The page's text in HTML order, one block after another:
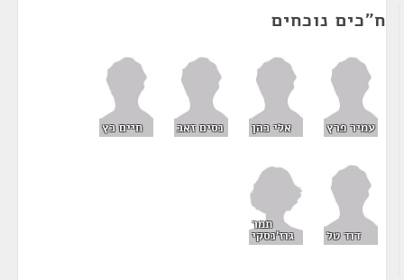
ח"כים נוכחים
עמיר פרץ אלי כהן נסים זאב חיים כץ
דוד טל
תמר
גוז'נסקי